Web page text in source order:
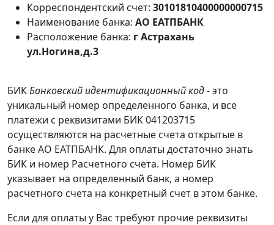
Корреспондентский счет: 30101810400000000715
Наименование банка: АО ЕАТПБАНК
Расположение банка: г Астрахань
ул.Ногина,д.3
БИКБанковский идентификационный код- это
уникальный номер определенного банка, и все
платежи с реквизитами БИК 041203715
осуществляются на расчетные счета открытые в
банке АО ЕАТПБАНК. Для оплаты достаточно знать
БИК и номер Расчетного счета. Номер БИК
указывает на определенный банк, а номер
расчетного счета на конкретный счет в этом банке.
Если для оплаты у Вас требуют прочие реквизиты